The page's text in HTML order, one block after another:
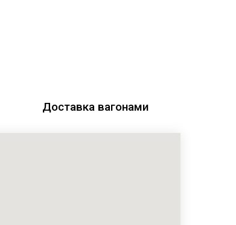
Доставка вагонами